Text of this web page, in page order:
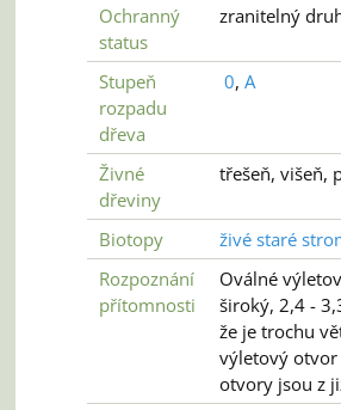
Ochranný
status
zranitelný
Stupeň
rozpadu
dřeva
0,A
Živné
dřeviny
třešeň, višeň,
Biotopy
živé staré
Rozpoznání
přítomnosti
Oválné
široký, 2,4 -
že je trochu
výletový
otvory jsou z